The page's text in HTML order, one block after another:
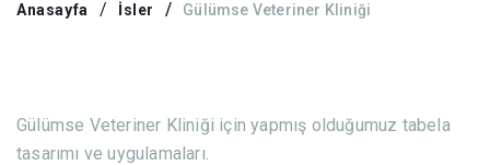
Anasayfa İsler Gülümse Veteriner Kliniği
Gülümse Veteriner Kliniği için yapmış olduğumuz tabela
tasarımı ve uygulamaları.